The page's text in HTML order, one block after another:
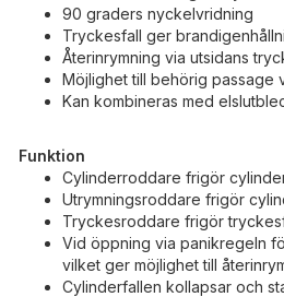
90 graders nyckelvridning
Tryckesfall ger
Återinrymning via utsidans
Möjlighet till behörig passage
Kan kombineras med
Funktion
Cylinderroddare frigör
Utrymningsroddare frigör
Tryckesroddare frigör
Vid öppning via panikregeln
vilket ger möjlighet till
Cylinderfallen kollapsar och